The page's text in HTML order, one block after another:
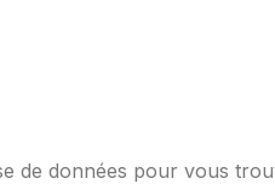
de données pour vous